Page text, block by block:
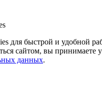
для быстрой и удобной
сайтом, вы принимаете
данных.